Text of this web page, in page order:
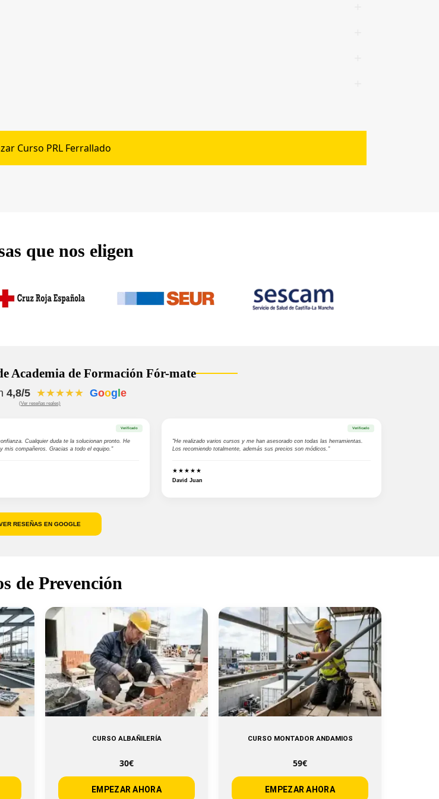
Curso PRL Ferrallado
que nos eligen
Academia de Formación Fór-mate
4,8/5 ★★★★★ Google
(Ver reseñas reales)
Verificado
Cualquier duda te la solucionan pronto. He
mis compañeros. Gracias a todo el equipo."
Verificado
"He realizado varios cursos y me han asesorado con todas las herramientas.
Los recomiendo totalmente, además sus precios son módicos."
★★★★★
David Juan
RESEÑAS EN GOOGLE
de Prevención
CURSO ALBAÑILERÍA
30€
EMPEZAR AHORA
CURSO MONTADOR ANDAMIOS
59€
EMPEZAR AHORA